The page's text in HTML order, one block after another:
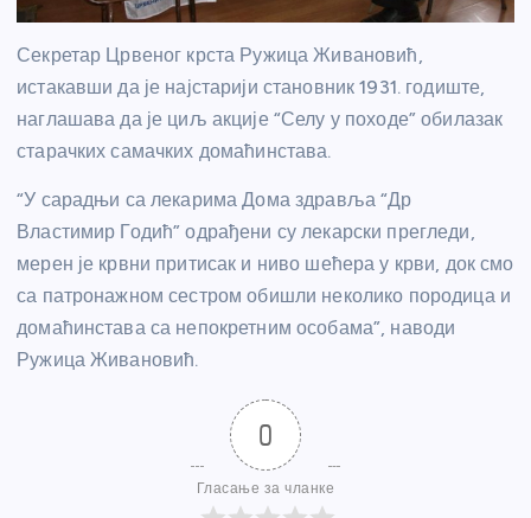
Секретар Црвеног крста Ружица Живановић,
истакавши да је најстарији становник 1931. годиште,
наглашава да је циљ акције “Селу у походе” обилазак
старачких самачких домаћинстава.
“У сарадњи са лекарима Дома здравља “Др
Властимир Годић” одрађени су лекарски прегледи,
мерен је крвни притисак и ниво шећера у крви, док смо
са патронажном сестром обишли неколико породица и
домаћинстава са непокретним особама”, наводи
Ружица Живановић.
0
Гласање за чланке